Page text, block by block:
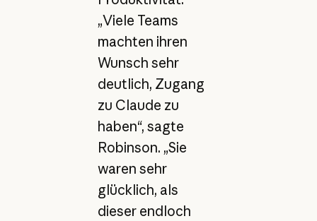
„Viele Teams
machten ihren
Wunsch sehr
deutlich, Zugang
zu Claude zu
haben“, sagte
Robinson. „Sie
waren sehr
glücklich, als
dieser endloch